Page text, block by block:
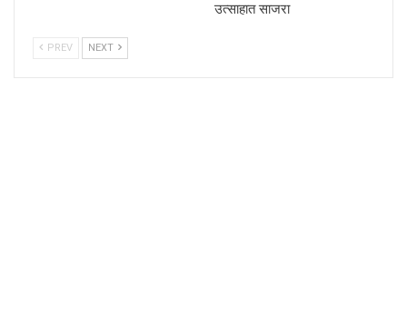
उत्साहात साजरा
PREV NEXT